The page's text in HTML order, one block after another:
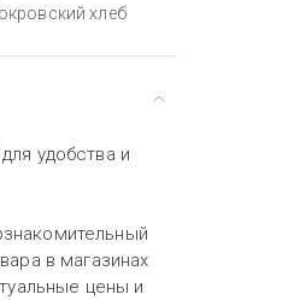
хлеб
удобства и
в магазинах
цены и